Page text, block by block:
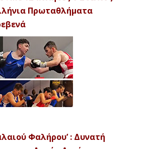
Πρωταθλήματα
Φαλήρου’ : Δυνατή